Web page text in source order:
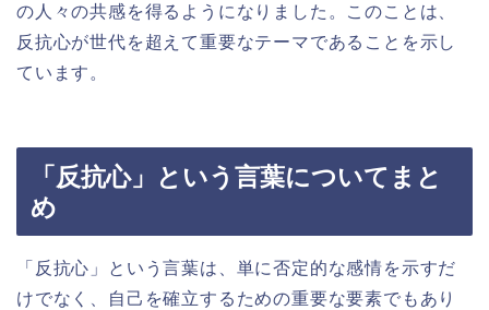
の人々の共感を得るようになりました。このことは、
反抗心が世代を超えて重要なテーマであることを示し
ています。
「反抗心」という言葉についてまと
め
「反抗心」という言葉は、単に否定的な感情を示すだ
けでなく、自己を確立するための重要な要素でもあり